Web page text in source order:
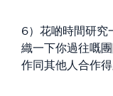
6）花啲時間研究
織一下你過往嘅
作同其他人合作